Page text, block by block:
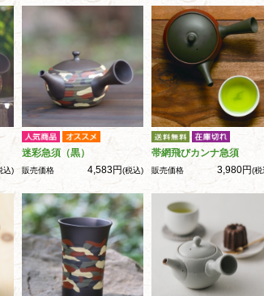
込)
迷彩急須（黒）
販売価格 4,583円(税込)
帯網飛びカンナ急須
販売価格 3,980円(税